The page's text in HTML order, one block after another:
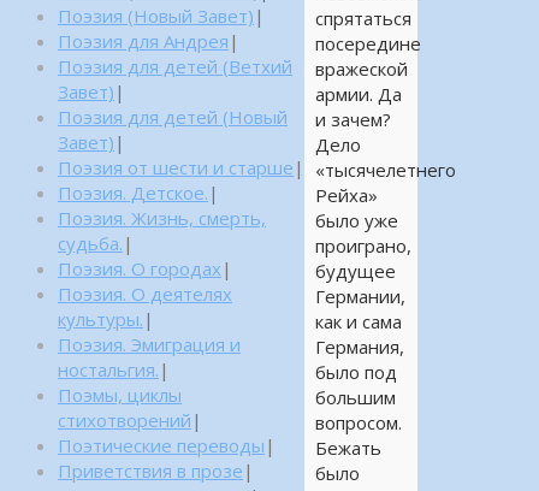
спрятаться
посередине
вражеской
армии. Да
и зачем?
Дело
«тысячелетнего
Рейха»
было уже
проиграно,
будущее
Германии,
как и сама
Германия,
было под
большим
вопросом.
Бежать
было
Поэзия (Новый Завет) |
Поэзия для Андрея |
Поэзия для детей (Ветхий
Завет) |
Поэзия для детей (Новый
Завет) |
Поэзия от шести и старше |
Поэзия. Детское. |
Поэзия. Жизнь, смерть,
судьба. |
Поэзия. О городах |
Поэзия. О деятелях
культуры. |
Поэзия. Эмиграция и
ностальгия. |
Поэмы, циклы
стихотворений |
Поэтические переводы |
Приветствия в прозе |